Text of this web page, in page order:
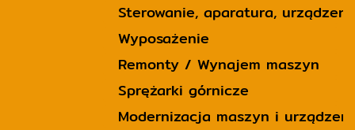
Sterowanie, aparatura,
Wyposażenie
Remonty / Wynajem maszyn
Sprężarki górnicze
Modernizacja maszyn i urządzeń